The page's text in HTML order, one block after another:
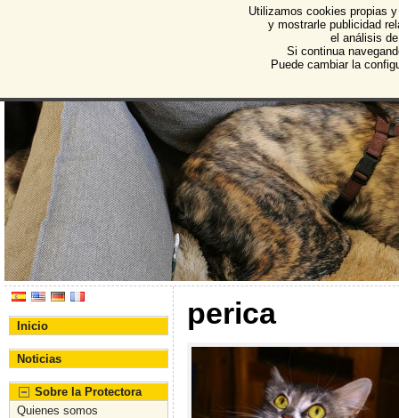
Protectora de Animales
Asociación Protectora de Animales y Plantas de
Inicio
Noticias
Sobre la Protectora
Quienes somos
perica
Utilizamos cookies propias
y mostrarle publicidad
el análisis
Si continua
Puede cambiar la